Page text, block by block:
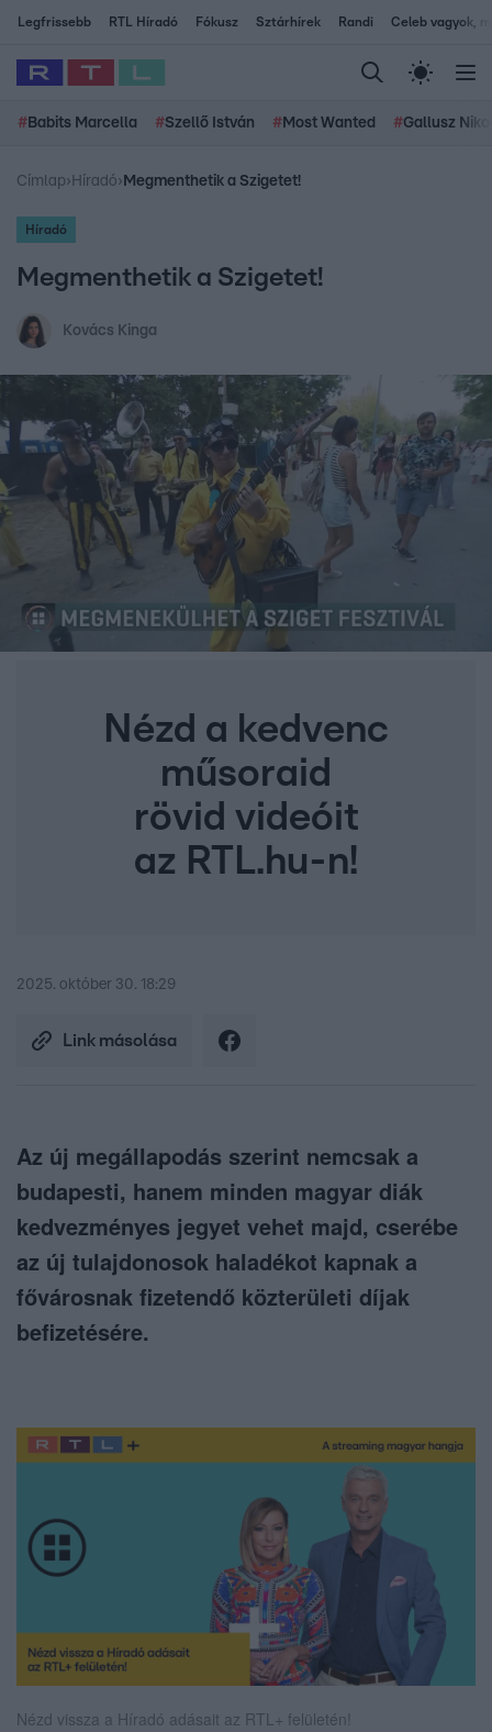
Legfrissebb RTL Híradó Fókusz Sztárhírek Randi Celeb vagyok,
# Babits Marcella #Szellő István # Most Wanted #Gallusz
Címlap› Híradó› Megmenthetik a Szigetet!
Híradó
Megmenthetik a Szigetet!
Kovács Kinga
Nézd a kedvenc
műsoraid
rövid videóit
az RTL.hu-n!
2025. október 30. 18:29
Link másolása
Az új megállapodás szerint nemcsak a
budapesti, hanem minden magyar diák
kedvezményes jegyet vehet majd, cserébe
az új tulajdonosok haladékot kapnak a
fővárosnak fizetendő közterületi díjak
befizetésére.
Nézd vissza a Híradó adásait az RTL+ felületén!